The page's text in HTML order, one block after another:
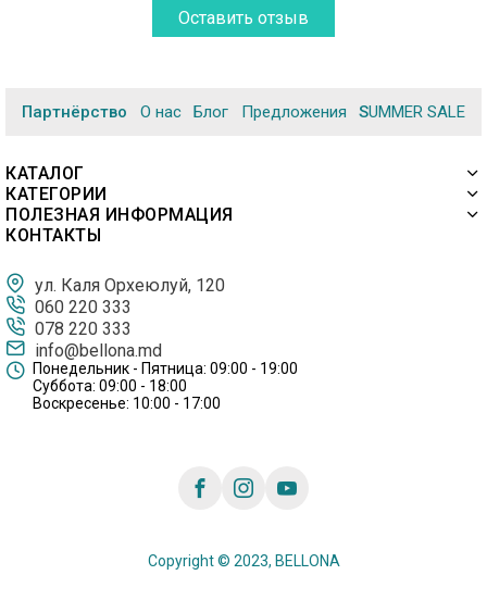
Оставить отзыв
Партнёрство О нас Блог Предложения SUMMER SALE
КАТАЛОГ
КАТЕГОРИИ
ПОЛЕЗНАЯ ИНФОРМАЦИЯ
КОНТАКТЫ
ул. Каля Орхеюлуй, 120
060 220 333
078 220 333
info@bellona.md
Понедельник - Пятница: 09:00 - 19:00
Суббота: 09:00 - 18:00
Воскресенье: 10:00 - 17:00
Copyright © 2023, BELLONA